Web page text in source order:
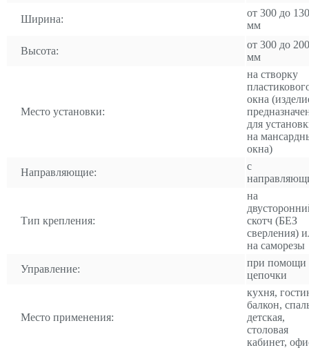
Ширина:
от 300 до
мм
Высота:
от 300 до
мм
Место установки:
на створку
окна
для
на
окна)
Направляющие:
с
Тип крепления:
на
скотч (БЕЗ
сверления)
на саморезы
Управление:
при помощи
цепочки
Место применения:
кухня,
балкон,
детская,
столовая
кабинет,